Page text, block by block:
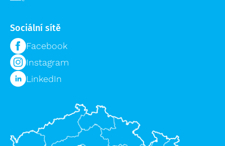
Sociální sítě
Facebook
Instagram
LinkedIn